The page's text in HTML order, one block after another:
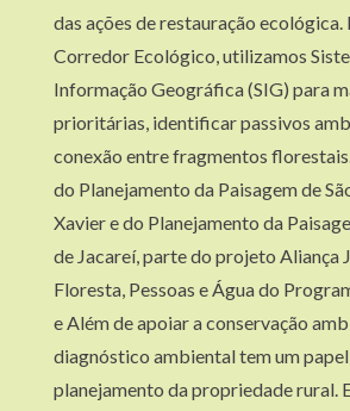
das ações de restauração ecológica.
Corredor Ecológico, utilizamos
Informação Geográfica (SIG) para
prioritárias, identificar passivos
conexão entre fragmentos
do Planejamento da Paisagem de
Xavier e do Planejamento da
de Jacareí, parte do projeto Aliança
Floresta, Pessoas e Água do
e Além de apoiar a conservação
diagnóstico ambiental tem um
planejamento da propriedade rural.